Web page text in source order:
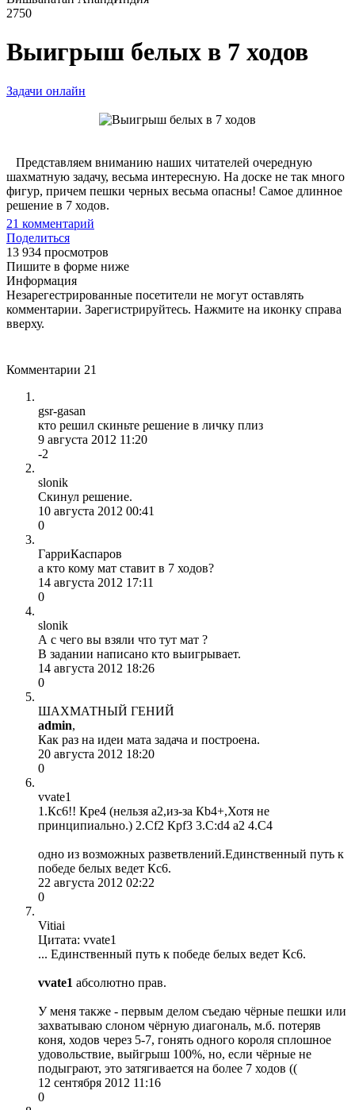
2750
Выигрыш белых в 7 ходов
Задачи онлайн
Представляем вниманию наших читателей очередную
шахматную задачу, весьма интересную. На доске не так много
фигур, причем пешки черных весьма опасны! Самое длинное
решение в 7 ходов.
21 комментарий
Поделиться
13 934 просмотров
Пишите в форме ниже
Информация
Незарегестрированные посетители не могут оставлять
комментарии. Зарегистрируйтесь. Нажмите на иконку справа
вверху.
Комментарии 21
gsr-gasan
кто решил скиньте решение в личку плиз
9 августа 2012 11:20
-2
slonik
Скинул решение.
10 августа 2012 00:41
0
ГарриКаспаров
а кто кому мат ставит в 7 ходов?
14 августа 2012 17:11
0
slonik
А с чего вы взяли что тут мат ?
В задании написано кто выигрывает.
14 августа 2012 18:26
0
ШАХМАТНЫЙ ГЕНИЙ
admin,
Как раз на идеи мата задача и построена.
20 августа 2012 18:20
0
vvate1
1.Кс6!! Кре4 (нельзя а2,из-за Кb4+,Хотя не
принципиально.) 2.Сf2 Крf3 3.C:d4 a2 4.С4
одно из возможных разветвлений.Единственный путь к
победе белых ведет Кс6.
22 августа 2012 02:22
0
Vitiai
Цитата: vvate1
... Единственный путь к победе белых ведет Кс6.
vvate1 абсолютно прав.
У меня также - первым делом съедаю чёрные пешки или
захватываю слоном чёрную диагональ, м.б. потеряв
коня, ходов через 5-7, гонять одного короля сплошное
удовольствие, выйгрыш 100%, но, если чёрные не
подыграют, это затягивается на более 7 ходов ((
12 сентября 2012 11:16
0